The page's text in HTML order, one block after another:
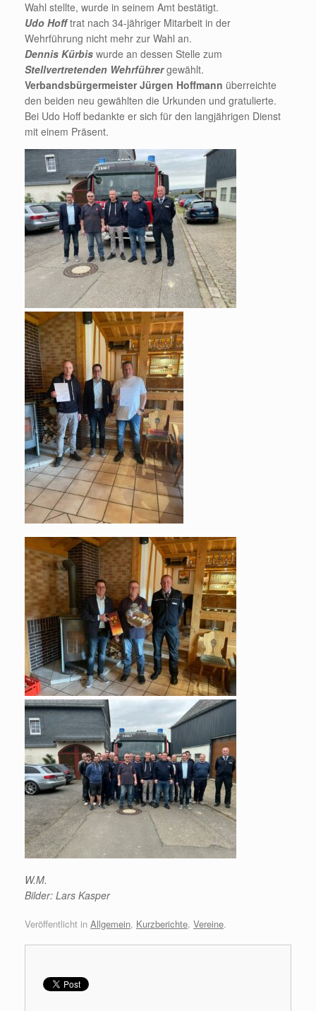
Wahl stellte, wurde in seinem Amt bestätigt.
Udo Hofftrat nach 34-jähriger Mitarbeit in der
Wehrführung nicht mehr zur Wahl an.
Dennis Kürbis wurde an dessen Stelle zum
Stellvertretenden Wehrführergewählt.
Verbandsbürgermeister Jürgen Hoffmann überreichte
den beiden neu gewählten die Urkunden und gratulierte.
Bei Udo Hoff bedankte er sich für den langjährigen Dienst
mit einem Präsent.
W.M.
Bilder: Lars Kasper
Veröffentlicht in Allgemein, Kurzberichte, Vereine.